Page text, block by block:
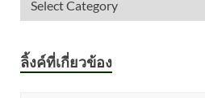
ลิ้งค์ที่เกี่ยวข้อง